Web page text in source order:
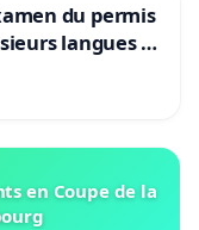
du permis
langues à
en Coupe de la